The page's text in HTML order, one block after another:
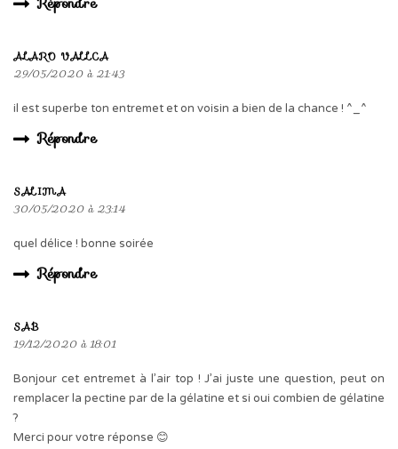
ALARO VALLCA
29/05/2020 à 21:43
il est superbe ton entremet et on voisin a bien de la chance ! ^_^
Répondre
SALIMA
30/05/2020 à 23:14
quel délice ! bonne soirée
Répondre
SAB
19/12/2020 à 18:01
Bonjour cet entremet à l’air top ! J’ai juste une question, peut on
remplacer la pectine par de la gélatine et si oui combien de gélatine
?
Merci pour votre réponse 😊